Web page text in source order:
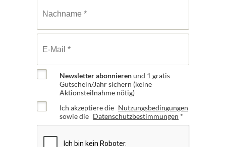
Newsletter abonnierenund 1 gratis
Gutschein/Jahr sichern (keine
Aktionsteilnahme nötig)
Ich akzeptiere die Nutzungsbedingungen
sowie die Datenschutzbestimmungen *